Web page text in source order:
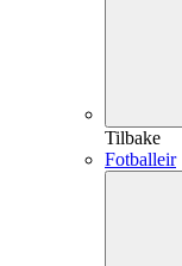
Tilbake
Fotballeir